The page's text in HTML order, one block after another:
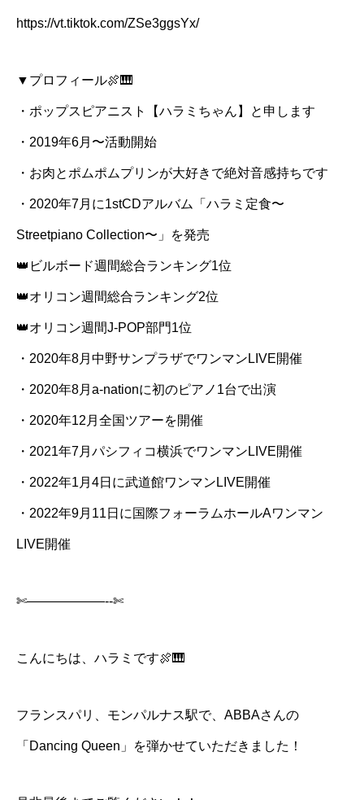
https://vt.tiktok.com/ZSe3ggsYx/
▼プロフィール🍖🎹
・ポップスピアニスト【ハラミちゃん】と申します
・2019年6月〜活動開始
・お肉とポムポムプリンが大好きで絶対音感持ちです
・2020年7月に1stCDアルバム「ハラミ定食〜
Streetpiano Collection〜」を発売
👑ビルボード週間総合ランキング1位
👑オリコン週間総合ランキング2位
👑オリコン週間J-POP部門1位
・2020年8月中野サンプラザでワンマンLIVE開催
・2020年8月a-nationに初のピアノ1台で出演
・2020年12月全国ツアーを開催
・2021年7月パシフィコ横浜でワンマンLIVE開催
・2022年1月4日に武道館ワンマンLIVE開催
・2022年9月11日に国際フォーラムホールAワンマン
LIVE開催
✄——————-‐✄
こんにちは、ハラミです🍖🎹
フランスパリ、モンパルナス駅で、ABBAさんの
「Dancing Queen」を弾かせていただきました！